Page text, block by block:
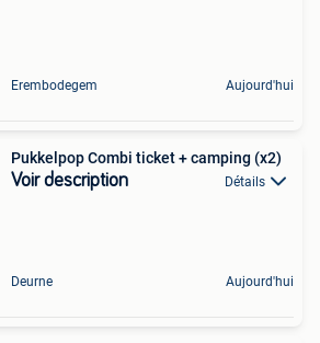
Erembodegem Aujourd'hui
Pukkelpop Combi ticket + camping (x2)
Voir description Détails
Deurne Aujourd'hui